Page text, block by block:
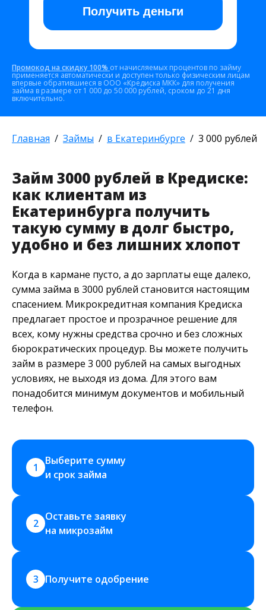
Получить деньги
Промокод на скидку 100% от начисляемых процентов по займу
применяется автоматически и доступен только физическим лицам
впервые обратившиеся в ООО «Кредиска МКК» для получения
займа в размере от 1 000 до 50 000 рублей, сроком до 21 дня
включительно.
Главная Займы в Екатеринбурге 3 000 рублей
Займ 3000 рублей в Кредиске:
как клиентам из
Екатеринбурга получить
такую сумму в долг быстро,
удобно и без лишних хлопот
Когда в кармане пусто, а до зарплаты еще далеко,
сумма займа в 3000 рублей становится настоящим
спасением. Микрокредитная компания Кредиска
предлагает простое и прозрачное решение для
всех, кому нужны средства срочно и без сложных
бюрократических процедур. Вы можете получить
займ в размере 3 000 рублей на самых выгодных
условиях, не выходя из дома. Для этого вам
понадобится минимум документов и мобильный
телефон.
1
Выберите сумму
и срок займа
2
Оставьте заявку
на микрозайм
3 Получите одобрение